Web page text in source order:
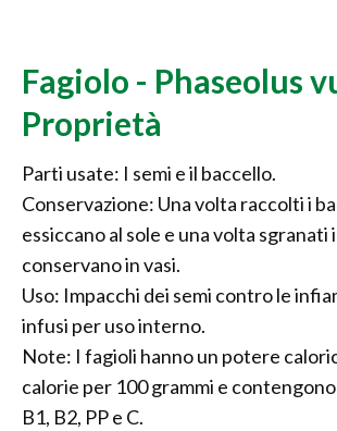
Fagiolo - Phaseolus
Proprietà
Parti usate: I semi e il baccello.
Conservazione: Una volta raccolti i
essiccano al sole e una volta sgranati
conservano in vasi.
Uso: Impacchi dei semi contro le
infusi per uso interno.
Note: I fagioli hanno un potere
calorie per 100 grammi e
B1, B2, PP e C.